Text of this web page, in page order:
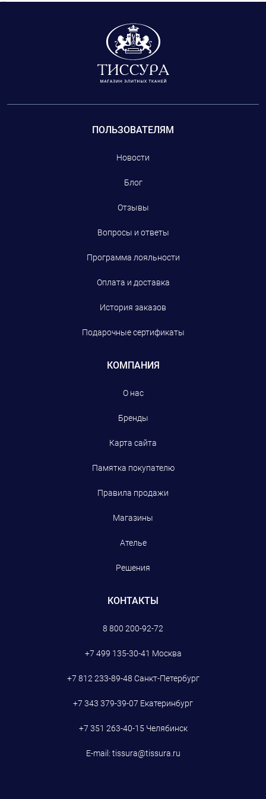
сотрудничают с модным домом CHANEL, но и
фурнитуру: пуговицы, тесьму.
ПОЛЬЗОВАТЕЛЯМ
Новости
Блог
Отзывы
Вопросы и ответы
Программа лояльности
Оплата и доставка
История заказов
Подарочные сертификаты
КОМПАНИЯ
О нас
Бренды
Карта сайта
Памятка покупателю
Правила продажи
Магазины
Ателье
Решения
КОНТАКТЫ
8 800 200-92-72
+7 499 135-30-41 Москва
+7 812 233-89-48 Санкт-Петербург
+7 343 379-39-07 Екатеринбург
+7 351 263-40-15 Челябинск
E-mail: tissura@tissura.ru